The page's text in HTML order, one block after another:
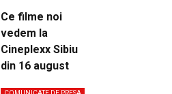
Ce filme noi
vedem la
Cineplexx Sibiu
din 16 august